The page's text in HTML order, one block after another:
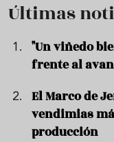
Últimas
"Un viñedo
frente al
El Marco de
vendimias
producción